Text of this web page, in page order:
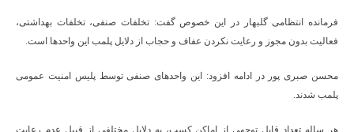
فرمانده انتظامی گلبهار در این خصوص گفت: تخلفات صنفی، تخلفات بهداشتی،
فعالیت بدون مجوز و رعایت نکردن عفاف و حجاب از دلایل پلمب این واحد‌ها است.
محسن صبری پور در ادامه افزود: این واحدهای صنفی توسط پلیس امنیت عمومی
پلمب شدند.
هر ساله تعداد قابل توجهی از اماکن کسب، به دلایل مختلفی از قبیل عدم رعایت